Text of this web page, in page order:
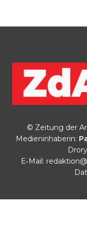
© Zeitung der
Medieninhaberin:
E‑Mail: